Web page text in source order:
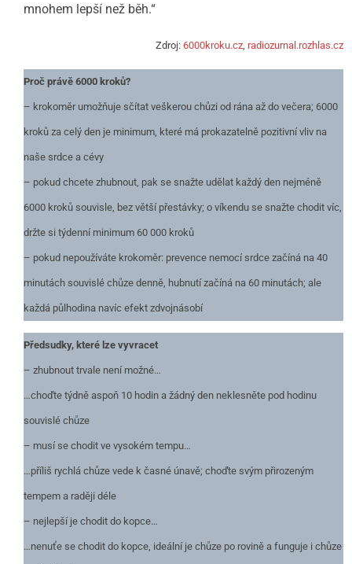
mnohem lepší než běh.“
Zdroj: 6000kroku.cz radiozurnal.rozhlas.cz
Proč právě 6000 kroků?
– krokoměr umožňuje sčítat veškerou chůzi od rána až do večera; 6000
kroků za celý den je minimum, které má prokazatelně pozitivní vliv na
naše srdce a cévy
– pokud chcete zhubnout, pak se snažte udělat každý den nejméně
6000 kroků souvisle, bez větší přestávky; o víkendu se snažte chodit víc,
držte si týdenní minimum 60 000 kroků
– pokud nepoužíváte krokoměr: prevence nemocí srdce začíná na 40
minutách souvislé chůze denně, hubnutí začíná na 60 minutách; ale
každá půlhodina navíc efekt zdvojnásobí
Předsudky, které lze vyvracet
– zhubnout trvale není možné…
…choďte týdně aspoň 10 hodin a žádný den neklesněte pod hodinu
souvislé chůze
– musí se chodit ve vysokém tempu…
…příliš rychlá chůze vede k časné únavě; choďte svým přirozeným
tempem a raději déle
– nejlepší je chodit do kopce…
…nenuťe se chodit do kopce, ideální je chůze po rovině a funguje i chůze